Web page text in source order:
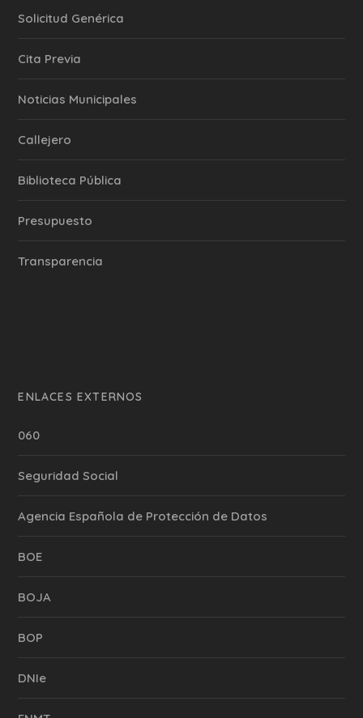
Solicitud Genérica
Cita Previa
‎Noticias Municipales
Callejero
Biblioteca Pública
Presupuesto
Transparencia
ENLACES EXTERNOS
060
Seguridad Social
Agencia Española de Protección de Datos
BOE
BOJA
BOP
DNIe